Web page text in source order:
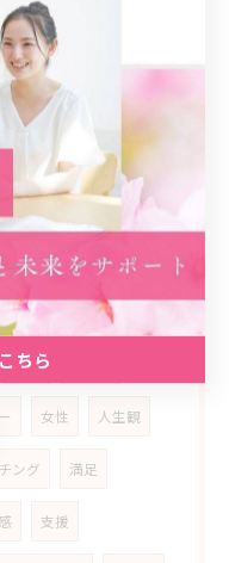
エリア
入会
ポジティブ 努力
婚者 エピソード
魅力 解決口
友人
女性 人生観
ング 満足
支援
ちら
ちら